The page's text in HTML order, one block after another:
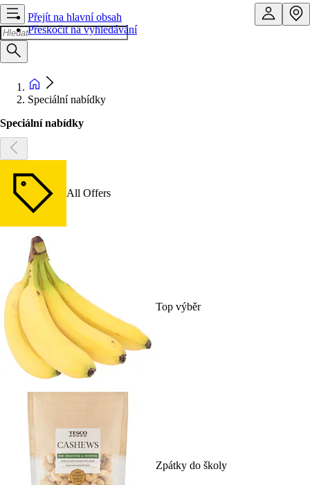
Přejít na hlavní obsah
Přeskočit na vyhledávání
Speciální nabídky
Speciální nabídky
All Offers
Top výběr
Zpátky do školy